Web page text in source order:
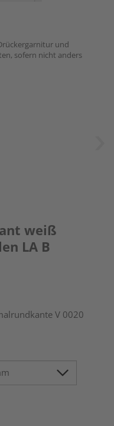
und
sofern nicht anders
weiß
LA B
V 0020